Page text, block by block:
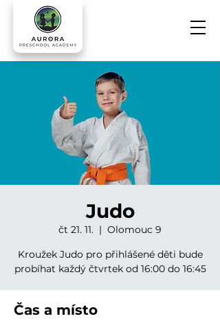
Judo
čt 21. 11.
  |
Olomouc 9
Kroužek Judo pro přihlášené děti bude
probíhat každý čtvrtek od 16:00 do 16:45
Čas a místo